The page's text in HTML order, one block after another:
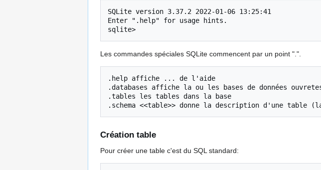
SQLite version 3.37.2 2022-01-06 13:25:41
Enter ".help" for usage hints.
Les commandes spéciales SQLite commencent par un point ".".
.help affiche ... de l'aide
.databases affiche la ou les bases de données
.tables les tables dans la base
Création table
Pour créer une table c'est du SQL standard: